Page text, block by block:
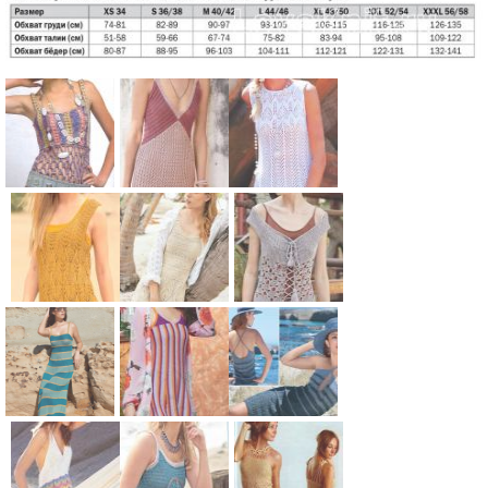
Схема:
полосатый
сарафан
вязание
спицами для
женщин
Схема:
летнее
платье-
сарафан с
цветным
лифом
вязание
спицами для
женщин
Схема:
вязаное
платье без
рукавов с
узором
вязание
спицами для
женщин
Схема:
туника-
сарафан с
ажурными
дорожками
вязание
Схема:
платье-
сарафан на
бретелях с
ажурными
листьями
Схема:
ажурное
платье с
открытыми
плечами
вязание
Схема:
Схема:
Схема: